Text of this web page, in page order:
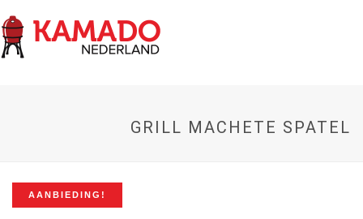
GRILL MACHETE SPATEL
AANBIEDING!